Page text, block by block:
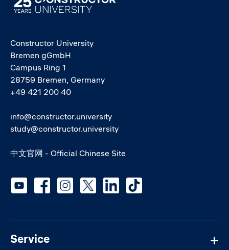
Constructor University
Bremen gGmbH
Campus Ring 1
28759 Bremen, Germany
+49 421 200 40
info@constructor.university
study@constructor.university
中文官网 - Official Chinese Site
Service
Social media